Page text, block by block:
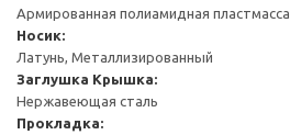
Армированная полиамидная пластмасса
Носик:
Латунь, Металлизированный
Заглушка Крышка:
Нержавеющая сталь
Прокладка: